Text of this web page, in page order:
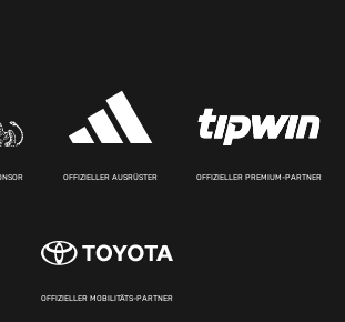
OFFIZIELLER AUSRÜSTER OFFIZIELLER PREMIUM-PARTNER
OFFIZIELLER MOBILITÄTS-PARTNER